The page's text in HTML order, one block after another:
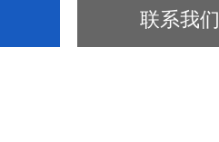
联系我们